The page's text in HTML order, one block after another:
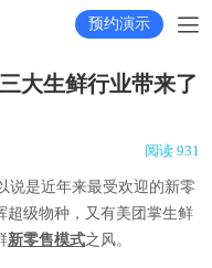
预约演示
大生鲜行业带来了
阅读 931
说是近年来最受欢迎的新零
超级物种，又有美团掌生鲜
新零售模式之风。